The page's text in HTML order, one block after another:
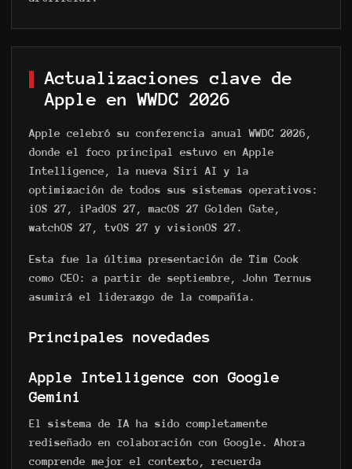
Actualizaciones clave de
Apple en WWDC 2026
Apple celebró su conferencia anual WWDC 2026,
donde el foco principal estuvo en Apple
Intelligence, la nueva Siri AI y la
optimización de todos sus sistemas operativos:
iOS 27, iPadOS 27, macOS 27 Golden Gate,
watchOS 27, tvOS 27 y visionOS 27.
Esta fue la última presentación de Tim Cook
como CEO: a partir de septiembre, John Ternus
asumirá el liderazgo de la compañía.
Principales novedades
Apple Intelligence con Google
Gemini
El sistema de IA ha sido completamente
rediseñado en colaboración con Google. Ahora
comprende mejor el contexto, recuerda